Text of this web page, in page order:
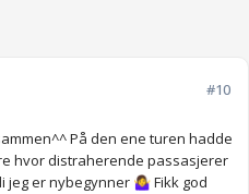
#10
På den ene turen hadde
hvor distraherende passasjerer
jeg er nybegynner 🤷‍♀️ Fikk god